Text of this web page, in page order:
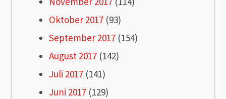
Oktober 2017 (93)
September 2017 (154)
August 2017 (142)
Juli 2017 (141)
Juni 2017 (129)